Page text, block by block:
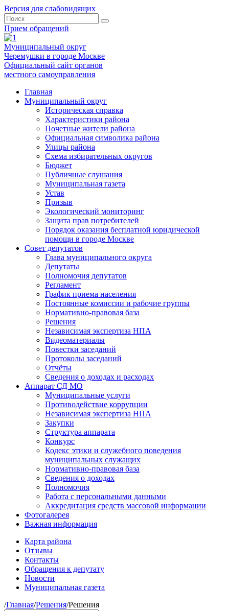
Версия для слабовидящих
Прием обращений
Муниципальный округ
Черемушки в городе Москве
Официальный сайт органов
местного самоуправления
Главная
Муниципальный округ
Историческая справка
Характеристики района
Почетные жители района
Официальная символика района
Улицы района
Схема избирательных округов
Бюджет
Публичные слушания
Муниципальная газета
Устав
Призыв
Экологический мониторинг
Защита прав потребителей
Порядок оказания бесплатной юридической
помощи в городе Москве
Совет депутатов
Глава муниципального округа
Депутаты
Полномочия депутатов
Регламент
График приема населения
Постоянные комиссии и рабочие группы
Нормативно-правовая база
Решения
Независимая экспертиза НПА
Видеоматериалы
Повестки заседаний
Протоколы заседаний
Отчёты
Сведения о доходах и расходах
Аппарат СД МО
Муниципальные услуги
Противодействие коррупции
Независимая экспертиза НПА
Закупки
Структура аппарата
Конкурс
Кодекс этики и служебного поведения
муниципальных служащих
Нормативно-правовая база
Сведения о доходах
Полномочия
Работа с персональными данными
Аккредитация средств массовой информации
Фотогалерея
Важная информация
Карта района
Отзывы
Контакты
Обращения к депутату
Новости
Муниципальная газета
/Главная/Решения/Решения